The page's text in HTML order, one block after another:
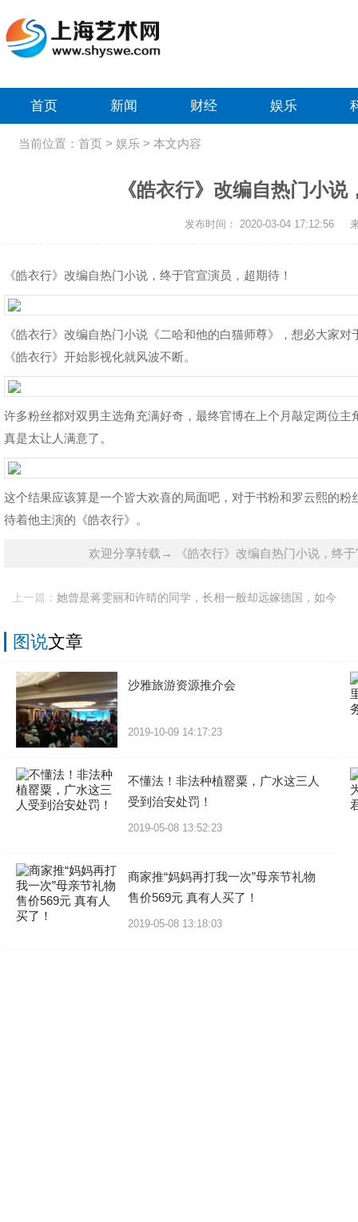
首页 新闻 财经 娱乐
当前位置： 首页 > 娱乐 > 本文内容
《皓衣行》改编自热门小
发布时间： 2020-03-04 17:12:56
《皓衣行》改编自热门小说，终于官宣演员，超期待！
《皓衣行》改编自热门小说《二哈和他的白猫师尊》，想必大家
《皓衣行》开始影视化就风波不断。
许多粉丝都对双男主选角充满好奇，最终官博在上个月敲定两位
真是太让人满意了。
这个结果应该算是一个皆大欢喜的局面吧，对于书粉和罗云熙的
待着他主演的《皓衣行》。
欢迎分享转载→ 《皓衣行》改编自热门小说，终
上一篇： 她曾是蒋雯丽和许晴的同学，长相一般却远嫁德国，如今
图说文章
沙雅旅游资源推介会
2019-10-09 14:17:23
不懂法！非法种植罂粟，广水这三人
受到治安处罚！
2019-05-08 13:52:23
商家推“妈妈再打我一次”母亲节礼物
售价569元 真有人买了！
2019-05-08 13:18:03